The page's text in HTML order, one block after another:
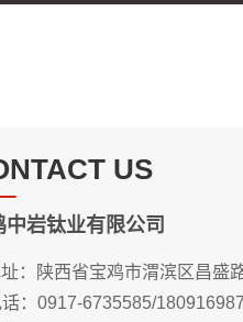
US
中岩钛业有限公司
：陕西省宝鸡市渭滨区昌盛
话：0917-6735585/